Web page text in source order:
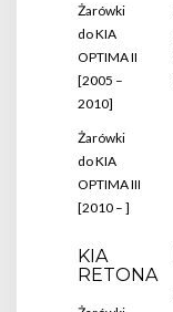
Żarówki
do KIA
OPTIMA II
[2005 –
2010]
Żarówki
do KIA
OPTIMA III
[2010 – ]
KIA
RETONA